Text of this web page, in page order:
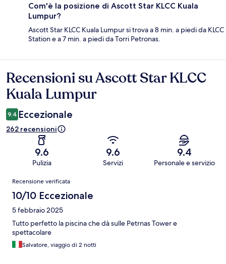
Com'è la posizione di Ascott Star KLCC Kuala
Lumpur?
Ascott Star KLCC Kuala Lumpur si trova a 8 min. a piedi da KLCC
Station e a 7 min. a piedi da Torri Petronas.
Recensioni
Recensioni su Ascott Star KLCC
Kuala Lumpur
9.4 Eccezionale
262 recensioni
9.6
Pulizia
9.6
Servizi
9.4
Personale e servizio
Recensioni
Recensione verificata
10/10 Eccezionale
5 febbraio 2025
Tutto perfetto la piscina che dà sulle Petrnas Tower e
spettacolare
Salvatore, viaggio di 2 notti